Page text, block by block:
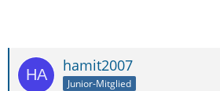
hamit2007
Junior-Mitglied